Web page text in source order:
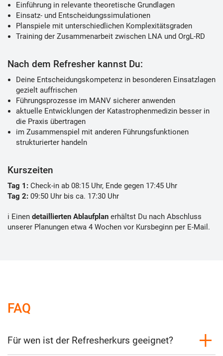
Einführung in relevante theoretische Grundlagen
Einsatz- und Entscheidungssimulationen
Planspiele mit unterschiedlichen Komplexitätsgraden
Training der Zusammenarbeit zwischen LNA und OrgL-RD
Nach dem Refresher kannst Du:
Deine Entscheidungskompetenz in besonderen Einsatzlagen
gezielt auffrischen
Führungsprozesse im MANV sicherer anwenden
aktuelle Entwicklungen der Katastrophenmedizin besser in
die Praxis übertragen
im Zusammenspiel mit anderen Führungsfunktionen
strukturierter handeln
Kurszeiten
Tag 1: Check-in ab 08:15 Uhr, Ende gegen 17:45 Uhr
Tag 2: 09:50 Uhr bis ca. 17:30 Uhr
ℹ️ Einen detaillierten Ablaufplan erhältst Du nach Abschluss
unserer Planungen etwa 4 Wochen vor Kursbeginn per E-Mail.
FAQ
Für wen ist der Refresherkurs geeignet?